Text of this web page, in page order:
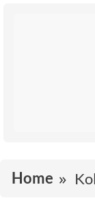
Home